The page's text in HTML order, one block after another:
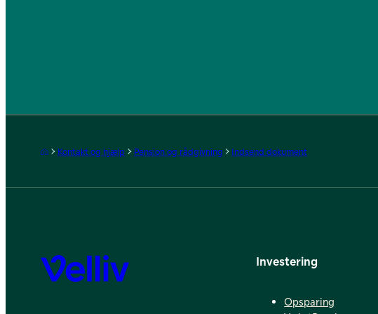
Forside
Kontakt og hjælp Pension og rådgivning Indsend dokument
Velliv Investering
Opsparing